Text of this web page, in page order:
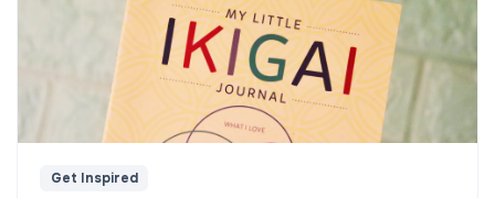
Get Inspired